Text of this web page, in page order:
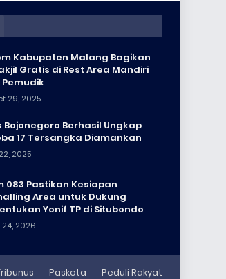
Kabupaten Malang Bagikan
Gratis di Rest Area Mandiri
29, 2025
Bojonegoro Berhasil Ungkap
17 Tersangka Diamankan
2025
083 Pastikan Kesiapan
Area untuk Dukung
Yonif TP di Situbondo
2026
Paskota Peduli Rakyat